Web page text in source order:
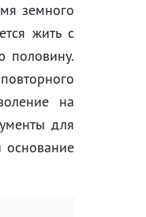
земного
жить с
половину.
на
для
основание